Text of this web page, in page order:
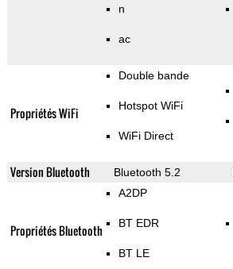
n
ac
Propriétés WiFi
Double bande
Hotspot WiFi
WiFi Direct
Version Bluetooth Bluetooth 5.2
Propriétés Bluetooth
A2DP
BT EDR
BT LE